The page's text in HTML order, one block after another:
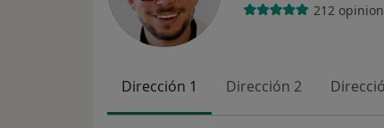
212
Dirección 1 Dirección 2